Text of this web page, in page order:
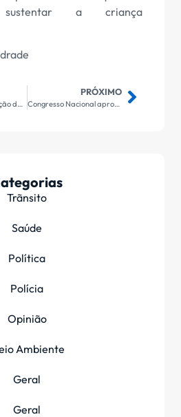
a criança
Decisão sobre taxação de compras online não sai mais este ano
PRÓXIMO
Congresso Nacional aprova projeto da lei orçamentária para 2024
Trãnsito
Saúde
Política
Polícia
Opinião
Ambiente
Geral
Geral